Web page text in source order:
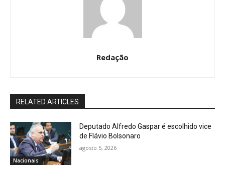
Redação
RELATED ARTICLES
Nacionais
Deputado Alfredo Gaspar é escolhido vice
de Flávio Bolsonaro
agosto 5, 2026